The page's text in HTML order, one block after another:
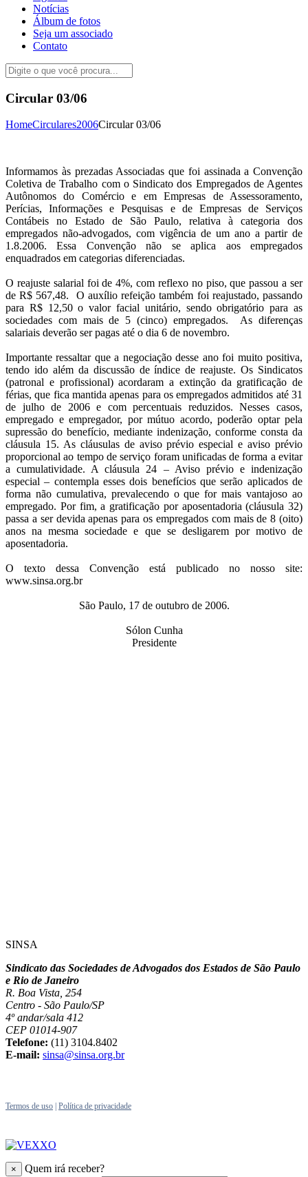
Notícias
Álbum de fotos
Seja um associado
Contato
Circular 03/06
HomeCirculares2006Circular 03/06
Informamos às prezadas Associadas que foi assinada a Convenção
Coletiva de Trabalho com o Sindicato dos Empregados de Agentes
Autônomos do Comércio e em Empresas de Assessoramento,
Perícias, Informações e Pesquisas e de Empresas de Serviços
Contábeis no Estado de São Paulo, relativa à categoria dos
empregados não-advogados, com vigência de um ano a partir de
1.8.2006. Essa Convenção não se aplica aos empregados
enquadrados em categorias diferenciadas.
O reajuste salarial foi de 4%, com reflexo no piso, que passou a ser
de R$ 567,48. O auxílio refeição também foi reajustado, passando
para R$ 12,50 o valor facial unitário, sendo obrigatório para as
sociedades com mais de 5 (cinco) empregados. As diferenças
salariais deverão ser pagas até o dia 6 de novembro.
Importante ressaltar que a negociação desse ano foi muito positiva,
tendo ido além da discussão de índice de reajuste. Os Sindicatos
(patronal e profissional) acordaram a extinção da gratificação de
férias, que fica mantida apenas para os empregados admitidos até 31
de julho de 2006 e com percentuais reduzidos. Nesses casos,
empregado e empregador, por mútuo acordo, poderão optar pela
supressão do benefício, mediante indenização, conforme consta da
cláusula 15. As cláusulas de aviso prévio especial e aviso prévio
proporcional ao tempo de serviço foram unificadas de forma a evitar
a cumulatividade. A cláusula 24 – Aviso prévio e indenização
especial – contempla esses dois benefícios que serão aplicados de
forma não cumulativa, prevalecendo o que for mais vantajoso ao
empregado. Por fim, a gratificação por aposentadoria (cláusula 32)
passa a ser devida apenas para os empregados com mais de 8 (oito)
anos na mesma sociedade e que se desligarem por motivo de
aposentadoria.
O texto dessa Convenção está publicado no nosso site:
www.sinsa.org.br
São Paulo, 17 de outubro de 2006.
Sólon Cunha
Presidente
SINSA
Sindicato das Sociedades de Advogados dos Estados de São Paulo
e Rio de Janeiro
R. Boa Vista, 254
Centro - São Paulo/SP
4º andar/sala 412
CEP 01014-907
Telefone: (11) 3104.8402
E-mail: sinsa@sinsa.org.br
Termos de uso Política de privacidade
× Quem irá receber?